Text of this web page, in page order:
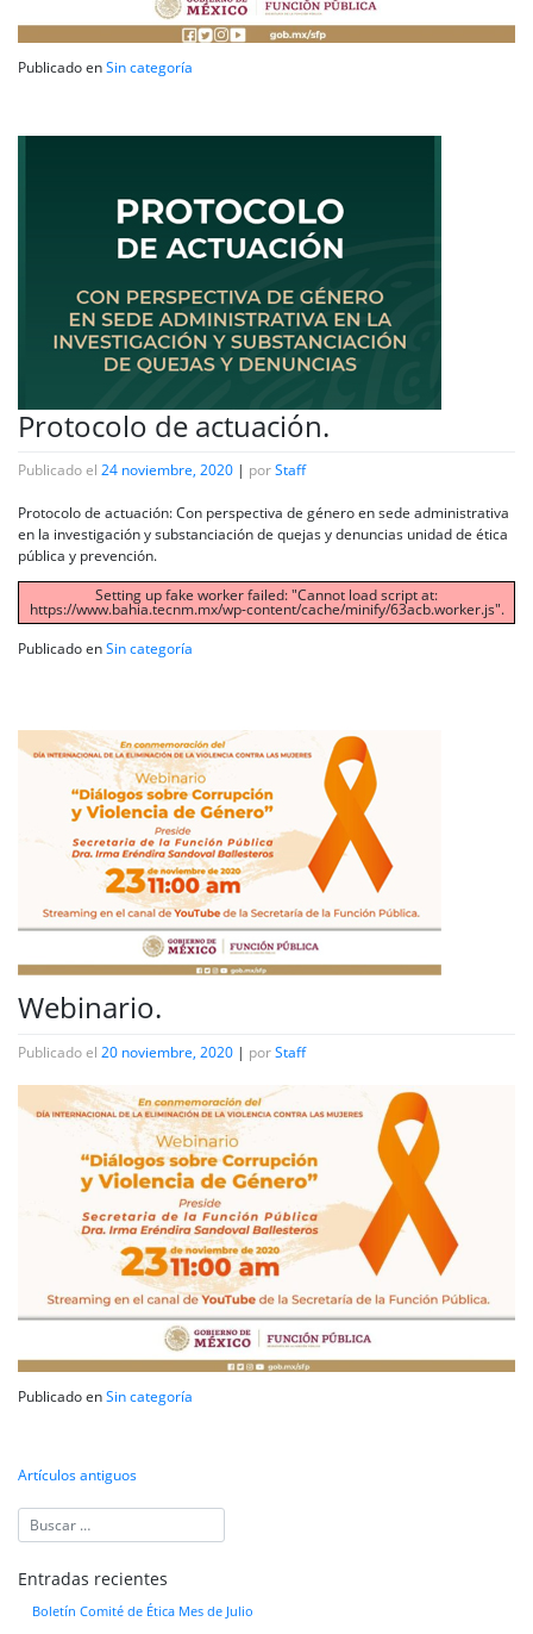
Publicado enSin categoría
Protocolo de actuación.
Publicado el 24 noviembre, 2020 | porStaff
Protocolo de actuación: Con perspectiva de género en sede administrativa
en la investigación y substanciación de quejas y denuncias unidad de ética
pública y prevención.
Setting up fake worker failed: "Cannot load script at:
https://www.bahia.tecnm.mx/wp-content/cache/minify/63acb.worker.js".
Publicado enSin categoría
Webinario.
Publicado el 20 noviembre, 2020 | porStaff
Publicado enSin categoría
Navegación
de
entradas
Artículos antiguos
Entradas recientes
Boletín Comité de Ética Mes de Julio